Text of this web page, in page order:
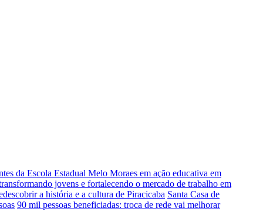
da Escola Estadual Melo Moraes em ação educativa em
jovens e fortalecendo o mercado de trabalho em
a história e a cultura de Piracicaba Santa Casa de
90 mil pessoas beneficiadas: troca de rede vai melhorar